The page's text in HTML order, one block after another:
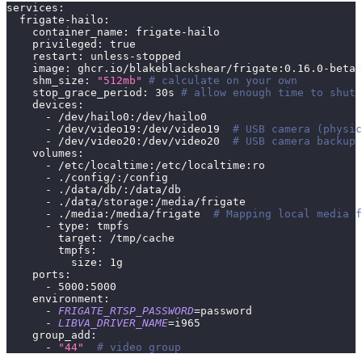
services:
  frigate-hailo:
    container_name: frigate-hailo
    privileged:
true
    restart: unless-stopped
image: ghcr.io/blakeblackshear/frigate:0.16.0-
    shm_size:
"512mb"
# calculate on your own
    stop_grace_period: 30s
# allow enough time to shut
    devices:
      - /dev/hailo0:/dev/hailo0
      - /dev/video19:/dev/video19
# USB camera
      - /dev/video20:/dev/video20
# USB camera
    volumes:
      - /etc/localtime:/etc/localtime:ro
      - ./config/:/config
      - ./data/db/:/data/db
      - ./data/storage:/media/frigate
      - ./media:/media/frigate
# Mapping local
      - type: tmpfs
        target: /tmp/cache
        tmpfs:
          size: 1g
    ports:
      -
5000 :5000
    environment:
      -
FRIGATE_RTSP_PASSWORD=password
      -
LIBVA_DRIVER_NAME=i965
    group_add:
      -
"44" # video group